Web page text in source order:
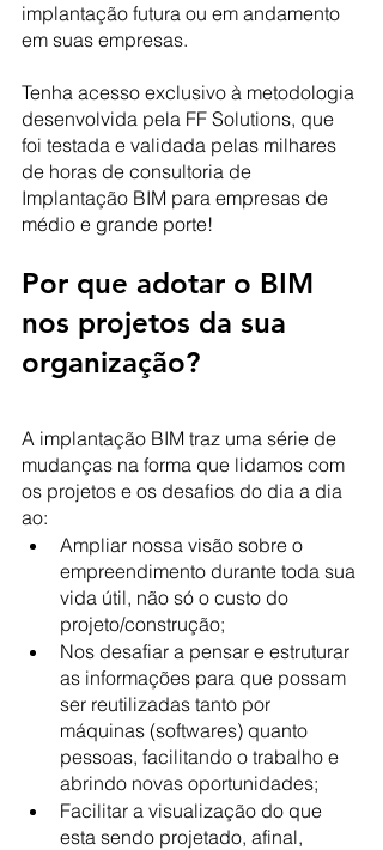
implantação futura ou em andamento
em suas empresas.
Tenha acesso exclusivo à metodologia
desenvolvida pela FF Solutions, que
foi testada e validada pelas milhares
de horas de consultoria de
Implantação BIM para empresas de
médio e grande porte!
Por que adotar o BIM
nos projetos da sua
organização?
A implantação BIM traz uma série de
mudanças na forma que lidamos com
os projetos e os desafios do dia a dia
ao:
Ampliar nossa visão sobre o
empreendimento durante toda sua
vida útil, não só o custo do
projeto/construção;
Nos desafiar a pensar e estruturar
as informações para que possam
ser reutilizadas tanto por
máquinas (softwares) quanto
pessoas, facilitando o trabalho e
abrindo novas oportunidades;
Facilitar a visualização do que
esta sendo projetado, afinal,